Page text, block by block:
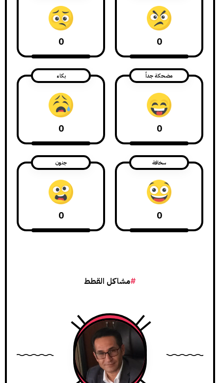
0
0
مضحكة جداً
0
بكاء
0
سخافة
0
جنون
0
مشاكل القطط